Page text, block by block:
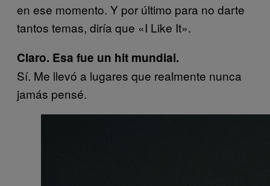
en ese momento. Y por último para no darte
tantos temas, diría que «I Like It».
Claro. Esa fue un hit mundial.
Sí. Me llevó a lugares que realmente nunca
jamás pensé.